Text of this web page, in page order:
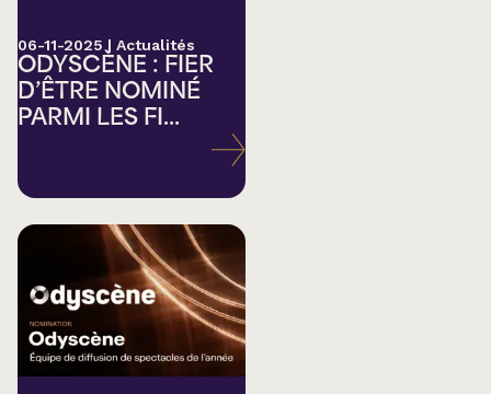
06-11-2025 | Actualités
ODYSCÈNE : FIER
D’ÊTRE NOMINÉ
PARMI LES FI...